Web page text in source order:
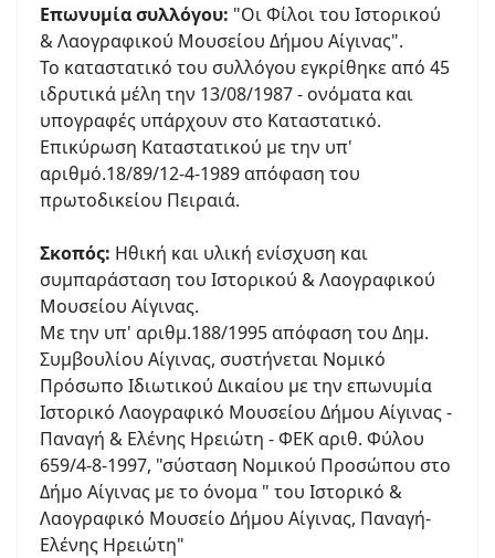
Επωνυμία συλλόγου: "Οι Φίλοι του Ιστορικού
& Λαογραφικού Μουσείου Δήμου Αίγινας".
Το καταστατικό του συλλόγου εγκρίθηκε από 45
ιδρυτικά μέλη την 13/08/1987 - ονόματα και
υπογραφές υπάρχουν στο Καταστατικό.
Επικύρωση Καταστατικού με την υπ'
αριθμό.18/89/12-4-1989 απόφαση του
πρωτοδικείου Πειραιά.
Σκοπός: Ηθική και υλική ενίσχυση και
συμπαράσταση του Ιστορικού & Λαογραφικού
Μουσείου Αίγινας.
Με την υπ' αριθμ.188/1995 απόφαση του Δημ.
Συμβουλίου Αίγινας, συστήνεται Νομικό
Πρόσωπο Ιδιωτικού Δικαίου με την επωνυμία
Ιστορικό Λαογραφικό Μουσείου Δήμου Αίγινας -
Παναγή & Ελένης Ηρειώτη - ΦΕΚ αριθ. Φύλου
659/4-8-1997, "σύσταση Νομικού Προσώπου στο
Δήμο Αίγινας με το όνομα " του Ιστορικό &
Λαογραφικό Μουσείο Δήμου Αίγινας, Παναγή-
Ελένης Ηρειώτη"